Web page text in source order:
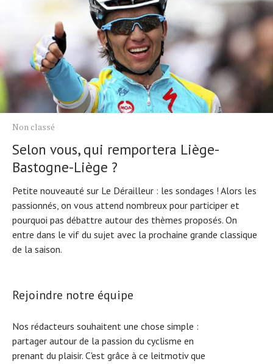
Non classé
Selon vous, qui remportera Liège-
Bastogne-Liège ?
Petite nouveauté sur Le Dérailleur : les sondages ! Alors les
passionnés, on vous attend nombreux pour participer et
pourquoi pas débattre autour des thèmes proposés. On
entre dans le vif du sujet avec la prochaine grande classique
de la saison.
Rejoindre notre équipe
Nos rédacteurs souhaitent une chose simple :
partager autour de la passion du cyclisme en
prenant du plaisir. C'est grâce à ce leitmotiv que